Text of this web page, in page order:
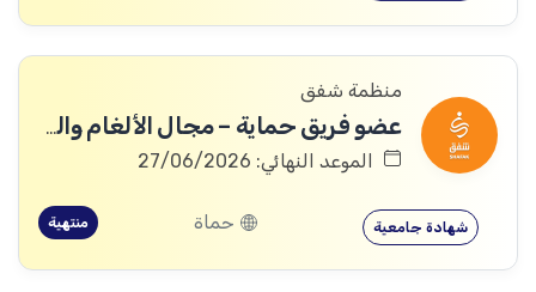
منظمة شفق
عضو فريق حماية – مجال الألغام والتوعية منها
الموعد النهائي: 27/06/2026
شهادة جامعية حماة منتهية